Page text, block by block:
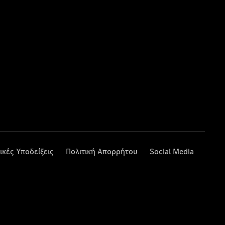
Υποδείξεις Πολιτική Απορρήτου Social Media